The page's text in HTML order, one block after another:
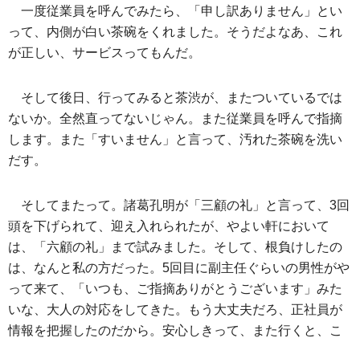
一度従業員を呼んでみたら、「申し訳ありません」とい
って、内側が白い茶碗をくれました。そうだよなあ、これ
が正しい、サービスってもんだ。
そして後日、行ってみると茶渋が、またついているでは
ないか。全然直ってないじゃん。また従業員を呼んで指摘
します。また「すいません」と言って、汚れた茶碗を洗い
だす。
そしてまたって。諸葛孔明が「三顧の礼」と言って、3回
頭を下げられて、迎え入れられたが、やよい軒において
は、「六顧の礼」まで試みました。そして、根負けしたの
は、なんと私の方だった。5回目に副主任ぐらいの男性がや
って来て、「いつも、ご指摘ありがとうございます」みた
いな、大人の対応をしてきた。もう大丈夫だろ、正社員が
情報を把握したのだから。安心しきって、また行くと、こ